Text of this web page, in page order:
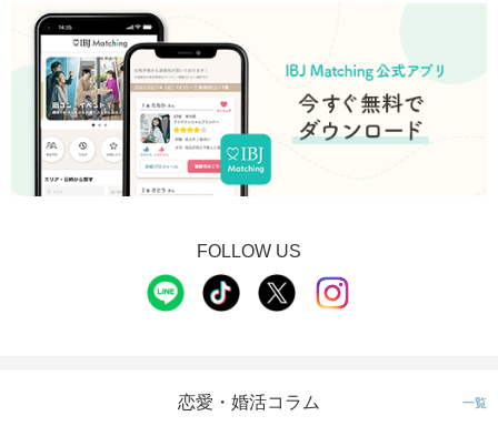
FOLLOW US
恋愛・婚活コラム 一覧